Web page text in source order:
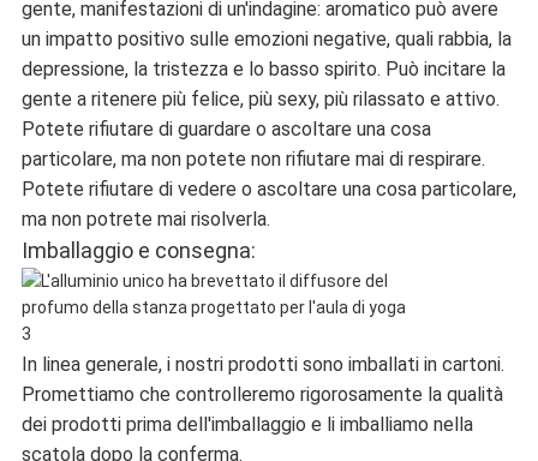
gente, manifestazioni di un'indagine: aromatico può avere
un impatto positivo sulle emozioni negative, quali rabbia, la
depressione, la tristezza e lo basso spirito. Può incitare la
gente a ritenere più felice, più sexy, più rilassato e attivo.
Potete rifiutare di guardare o ascoltare una cosa
particolare, ma non potete non rifiutare mai di respirare.
Potete rifiutare di vedere o ascoltare una cosa particolare,
ma non potrete mai risolverla.
Imballaggio e consegna:
In linea generale, i nostri prodotti sono imballati in cartoni.
Promettiamo che controlleremo rigorosamente la qualità
dei prodotti prima dell'imballaggio e li imballiamo nella
scatola dopo la conferma.